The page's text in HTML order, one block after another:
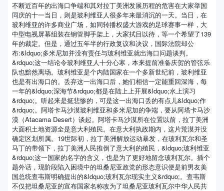
不断近百年的出海口争端和其对拉丁美洲发展历程的危害在大家举国
同庆的十一当日，则是玻利维亚人很多年来最消沉的一天。当日，在
玻利维亚的许多商业广场，如同转播权盛大游戏的足球赛事一样，大
中型电视屏幕组装在钢管脚手架上，大家拭目以待，等一个希望了139
年的裁定。但是，通过五年半的行政复议和决议，国际法院却公
布:&ldquo;多米尼加并没有责任与玻利维亚就出海口问题谈判。
&rdquo;这一结论令玻利维亚人十分心寒，本来提前准备庆贺的管弦乐
队也黯然离场。玻利维亚是个内陆国家在一个多新世纪前，玻利维亚
也是有出海口的。丢弃这一出海口后，她们相信一定能重回深海，每
一年的&ldquo;深海节&rdquo;都是在陆上上开展&ldquo;水上演习
&rdquo;。听起来是挺悲惨的，可是这一出海口丢的有点儿&ldquo;作
&rdquo;。阿塔卡马沙漠玻利维亚和多米尼加的争端，要从阿塔卡马沙
漠（Atacama Desert）谈起。阿塔卡马沙漠所在位置以前，拉丁美洲
大面积土地资源全是意大利殖民。在意大利执政期内，这片荒漠并没
确定区划所属。19世际初，拉丁美洲解放运动暴发，在玻利瓦尔和圣
马丁的带领下，拉丁美洲人民推倒了意大利的殖民，&ldquo;玻利维亚
&rdquo;这一国家的名字的含义，也是为了更好地留念玻利瓦尔。插个
题外话，现阶段陷入困境中的坦桑尼亚政党的形态意识便是前男友美
国总统查韦斯明确提出的&ldquo;玻利瓦尔现实主义&rdquo;。查韦斯
不仅把坦桑尼亚的宣布国家名称改为了坦桑尼亚玻利瓦尔中华人民共